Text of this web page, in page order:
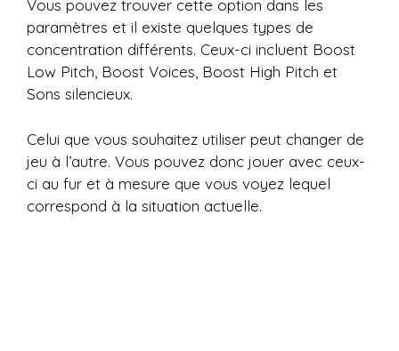
Vous pouvez trouver cette option dans les
paramètres et il existe quelques types de
concentration différents. Ceux-ci incluent Boost
Low Pitch, Boost Voices, Boost High Pitch et
Sons silencieux.
Celui que vous souhaitez utiliser peut changer de
jeu à l’autre. Vous pouvez donc jouer avec ceux-
ci au fur et à mesure que vous voyez lequel
correspond à la situation actuelle.